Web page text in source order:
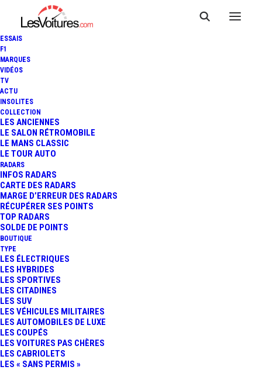
ESSAIS
F1
MARQUES
VIDÉOS
TV
ACTU
INSOLITES
COLLECTION
LES ANCIENNES
LE SALON RÉTROMOBILE
LE MANS CLASSIC
LE TOUR AUTO
RADARS
INFOS RADARS
CARTE DES RADARS
MARGE D’ERREUR DES RADARS
RÉCUPÉRER SES POINTS
TOP RADARS
SOLDE DE POINTS
BOUTIQUE
TYPE
LES ÉLECTRIQUES
LES HYBRIDES
LES SPORTIVES
LES CITADINES
LES SUV
LES VÉHICULES MILITAIRES
LES AUTOMOBILES DE LUXE
LES COUPÉS
LES VOITURES PAS CHÈRES
LES CABRIOLETS
LES « SANS PERMIS »
SKODA PEAQ : NOUVEAU SUV
100 % ÉLECTRIQUE À 7
6 Minutes